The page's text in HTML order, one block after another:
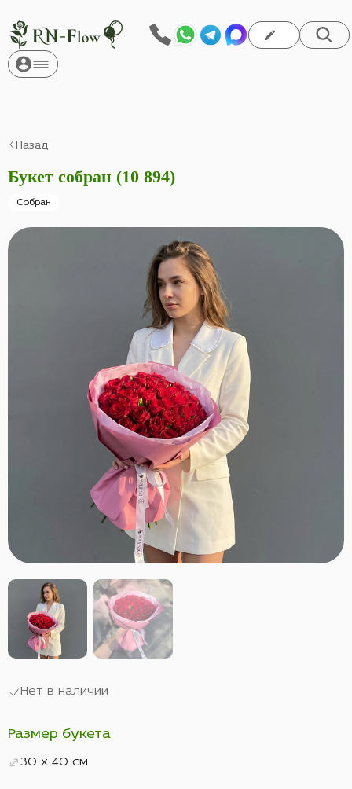
Назад
Букет собран (10 894)
Собран
Нет в наличии
Размер букета
30 x 40 см